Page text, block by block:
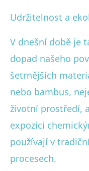
Udržitelnost a
V dnešní době je
dopad našeho
šetrnějších
nebo bambus,
životní prostředí,
expozici
používají v
procesech.